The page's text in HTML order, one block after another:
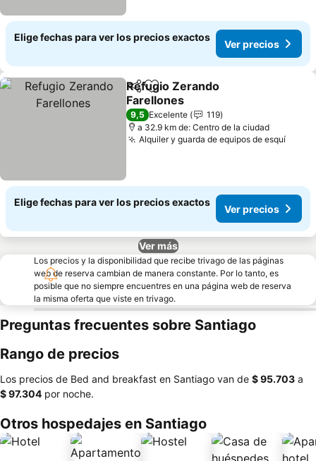
Elige fechas para ver los precios exactos
Ver precios
CompartirAgregar a favoritos
Refugio Zerando
Farellones
Ver precios
9,5 Excelente
119
a 32.9 km de: Centro de la ciudad
Alquiler y guarda de equipos de esquí
Elige fechas para ver los precios exactos
Ver precios
Ver más
Los precios y la disponibilidad que recibe trivago de las páginas
web de reserva cambian de manera constante. Por lo tanto, es
posible que no siempre encuentres en una página web de reserva
la misma oferta que viste en trivago.
Preguntas frecuentes sobre Santiago
Rango de precios
Los precios de Bed and breakfast en Santiago van de ‎$ 95.703 a
‎$ 97.304 por noche.
Otros hospedajes en Santiago